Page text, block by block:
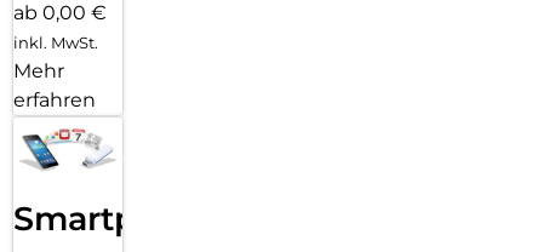
ab 0,00 €
inkl. MwSt.
Mehr
erfahren
Smartphone